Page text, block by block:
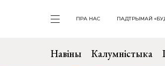
ПРА НАС ПАДТРЫМАЙ
Навіны Калумністыка